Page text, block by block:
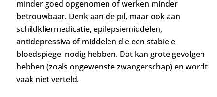
minder goed opgenomen of werken minder
betrouwbaar. Denk aan de pil, maar ook aan
schildkliermedicatie, epilepsiemiddelen,
antidepressiva of middelen die een stabiele
bloedspiegel nodig hebben. Dat kan grote gevolgen
hebben (zoals ongewenste zwangerschap) en wordt
vaak niet verteld.